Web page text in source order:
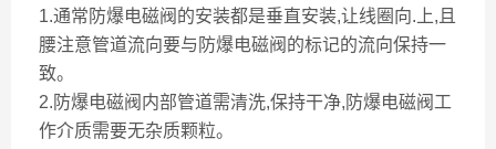
1.通常防爆电磁阀的安装都是垂直安装,让线圈向.上,且
腰注意管道流向要与防爆电磁阀的标记的流向保持一
致。
2.防爆电磁阀内部管道需清洗,保持干净,防爆电磁阀工
作介质需要无杂质颗粒。